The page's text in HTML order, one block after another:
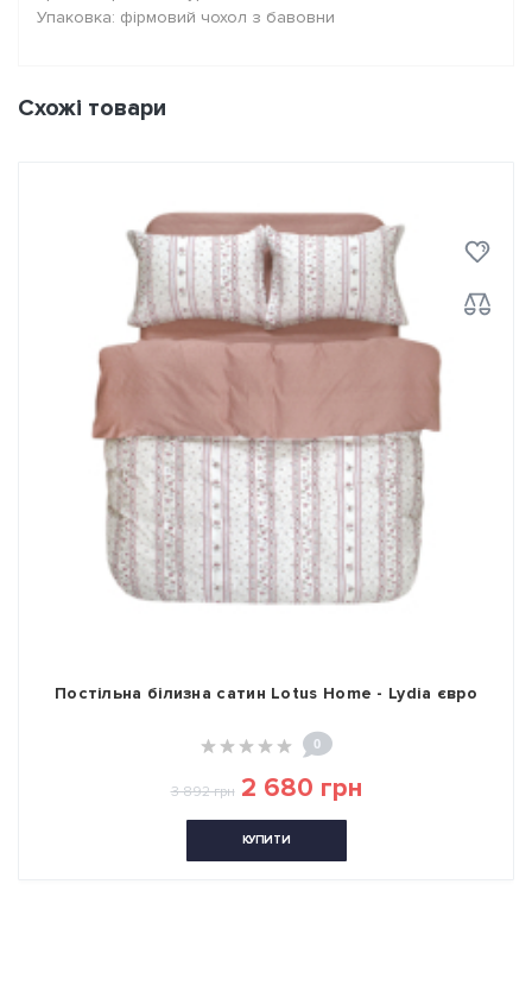
Упаковка: фірмовий чохол з бавовни
Схожі товари
Постільна білизна сатин Lotus Home - Lydia євро
0
3 892 грн 2 680 грн
КУПИТИ